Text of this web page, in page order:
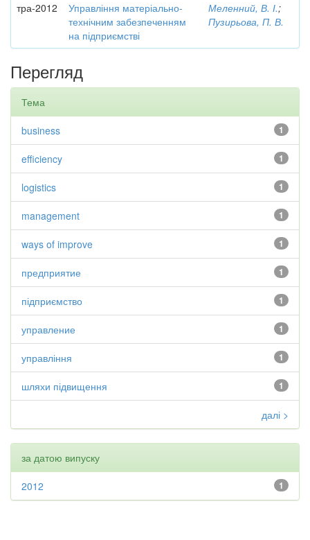
тра-2012
Управління матеріально-
технічним забезпеченням
на підприємстві
Меленний, В. І.;
Пузирьова, П. В.
Перегляд
Тема
1
business
1
efficiency
1
logistics
1
management
1
ways of improve
1
предприятие
1
підприємство
1
управление
1
управління
1
шляхи підвищення
далі >
за датою випуску
1
2012